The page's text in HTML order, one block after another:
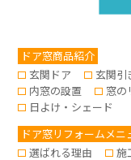
ドア窓商品紹介
玄関ドア
玄関引
内窓の設置
窓の
日よけ・シェード
ドア窓リフォームメニ
選ばれる理由
施